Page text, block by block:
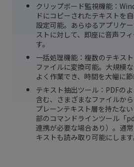
クリップボード監視機能：
ドにコピーされたテキストを
設定可能。あらゆるアプリケ
ストに対して、即座に音声フ
す。
一括処理機能：複数のテキス
ファイルに変換可能。大規模
よく作業でき、時間を大幅に節
テキスト抽出ツール：PDFの
含む、さまざまなファイルか
プレーンテキスト層を持たな
部のコマンドラインツール「
連携が必要な場合あり）。通
キストも読み取り可能にします